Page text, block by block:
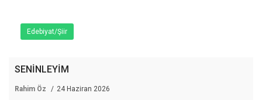
Edebiyat/Şiir
SENİNLEYİM
Rahim Öz 24 Haziran 2026